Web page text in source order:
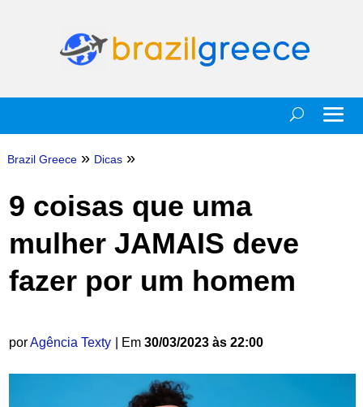
Brazil Greece » Dicas »
9 coisas que uma
mulher JAMAIS deve
fazer por um homem
porAgência Texty | Em 30/03/2023 às 22:00